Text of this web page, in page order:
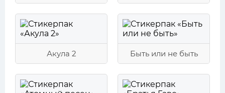
Акула 2 Быть или не быть